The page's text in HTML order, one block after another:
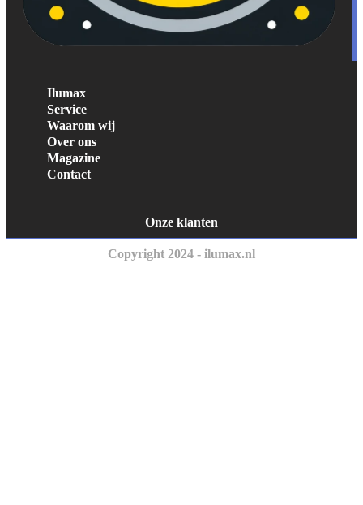
Ilumax
Service
Waarom wij
Over ons
Magazine
Contact
Onze klanten
Copyright 2024 - ilumax.nl